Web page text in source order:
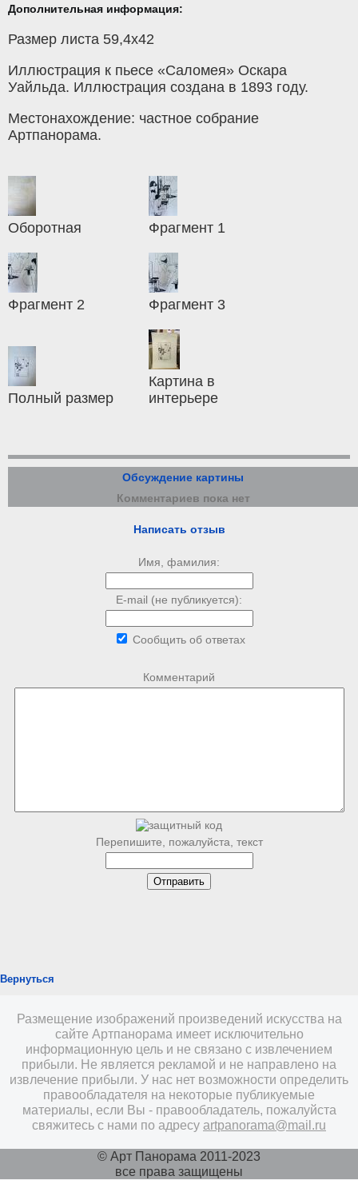
Дополнительная информация:
Размер листа 59,4х42
Иллюстрация к пьесе «Саломея» Оскара
Уайльда. Иллюстрация создана в 1893 году.
Местонахождение: частное собрание
Артпанорама.
Оборотная Фрагмент 1
Фрагмент 2 Фрагмент 3
Полный размер
Картина в
интерьере
Обсуждение картины
Комментариев пока нет
Написать отзыв
Имя, фамилия:
E-mail (не публикуется):
Сообщить об ответах
Комментарий
Перепишите, пожалуйста, текст
Вернуться
Размещение изображений произведений искусства на
сайте Артпанорама имеет исключительно
информационную цель и не связано с извлечением
прибыли. Не является рекламой и не направлено на
извлечение прибыли. У нас нет возможности определить
правообладателя на некоторые публикуемые
материалы, если Вы - правообладатель, пожалуйста
свяжитесь с нами по адресу artpanorama@mail.ru
© Арт Панорама 2011-2023
все права защищены